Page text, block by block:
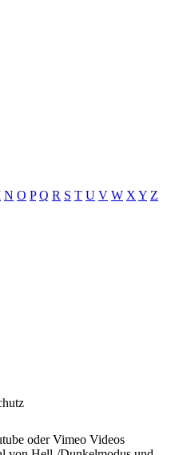
N O P Q R S T U V W X Y Z
oder Vimeo Videos